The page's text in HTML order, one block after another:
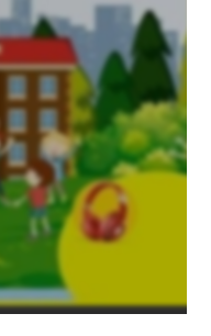
mova-3-